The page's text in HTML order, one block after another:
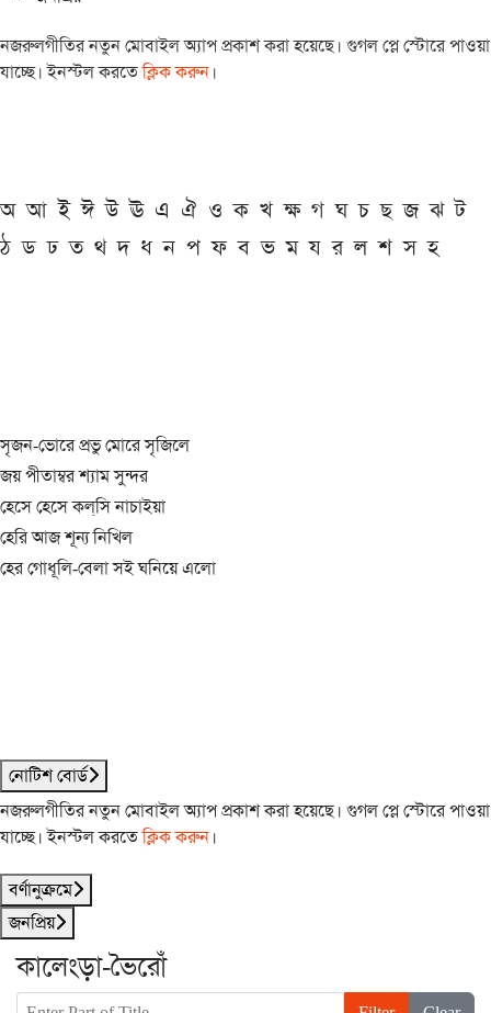
নজরুলগীতির নতুন মোবাইল অ্যাপ প্রকাশ করা হয়েছে। গুগল প্লে স্টোরে পাওয়া
যাচ্ছে। ইনস্টল করতেক্লিক করুন।
অ আ ই ঈ উ ঊ এ ঐ ও ক খ ক্ষ গ ঘ চ ছ জ ঝ ট
ঠ ড ঢ ত থ দ ধ ন প ফ ব ভ ম য র ল শ স হ
সৃজন-ভোরে প্রভু মোরে সৃজিলে
জয় পীতাম্বর শ্যাম সুন্দর
হেসে হেসে কল্‌সি নাচাইয়া
হেরি আজ শূন্য নিখিল
হের গোধূলি-বেলা সই ঘনিয়ে এলো
নোটিশ বোর্ড
নজরুলগীতির নতুন মোবাইল অ্যাপ প্রকাশ করা হয়েছে। গুগল প্লে স্টোরে পাওয়া
যাচ্ছে। ইনস্টল করতেক্লিক করুন।
বর্ণানুক্রমে
জনপ্রিয়
কালেংড়া-ভৈরোঁ
Enter Part of Title